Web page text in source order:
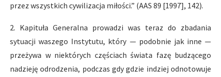
przez wszystkich cywilizacja miłości.” (AAS 89 [1997], 142).
2. Kapituła Generalna prowadzi was teraz do zbadania
sytuacji waszego Instytutu, który — podobnie jak inne —
przeżywa w niektórych częściach świata fazę budzącego
nadzieję odrodzenia, podczas gdy gdzie indziej odnotowuje